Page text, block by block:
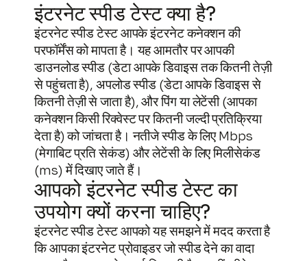
सामग्री
पर
जाएं
इंटरनेट स्पीड टेस्ट क्या है?
इंटरनेट स्पीड टेस्ट आपके इंटरनेट कनेक्शन की
परफॉर्मेंस को मापता है। यह आमतौर पर आपकी
डाउनलोड स्पीड (डेटा आपके डिवाइस तक कितनी तेज़ी
से पहुंचता है), अपलोड स्पीड (डेटा आपके डिवाइस से
कितनी तेज़ी से जाता है), और पिंग या लेटेंसी (आपका
कनेक्शन किसी रिक्वेस्ट पर कितनी जल्दी प्रतिक्रिया
देता है) को जांचता है। नतीजे स्पीड के लिए Mbps
(मेगाबिट प्रति सेकंड) और लेटेंसी के लिए मिलीसेकंड
(ms) में दिखाए जाते हैं।
आपको इंटरनेट स्पीड टेस्ट का
उपयोग क्यों करना चाहिए?
इंटरनेट स्पीड टेस्ट आपको यह समझने में मदद करता है
कि आपका इंटरनेट प्रोवाइडर जो स्पीड देने का वादा